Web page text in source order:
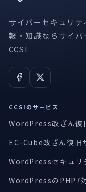
サイバーセキュリ
報・知識ならサイバ
CCSI
CCSIのサービス
WordPress改ざん復
EC-Cube改ざん復旧
WordPressセキュリ
WordPressのPHP7